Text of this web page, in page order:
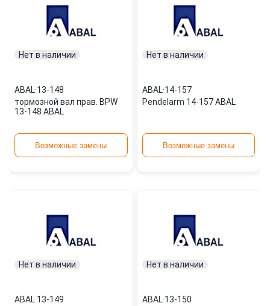
Нет в наличии
ABAL·13-148
тормозной вал прав. BPW
13-148 ABAL
Возможные замены
Нет в наличии
ABAL·14-157
Pendelarm 14-157 ABAL
Возможные замены
Нет в наличии
ABAL·13-149
Нет в наличии
ABAL·13-150